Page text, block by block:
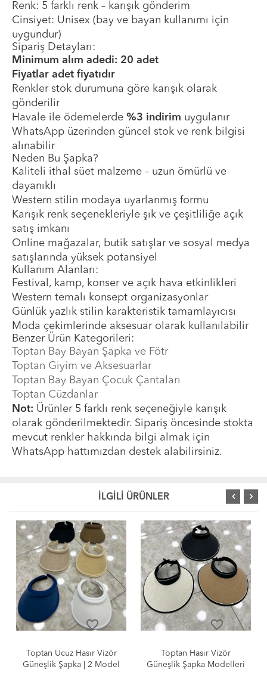
Renk: 5 farklı renk – karışık gönderim
Cinsiyet: Unisex (bay ve bayan kullanımı için
uygundur)
Sipariş Detayları:
Minimum alım adedi: 20 adet
Fiyatlar adet fiyatıdır
Renkler stok durumuna göre karışık olarak
gönderilir
Havale ile ödemelerde %3 indirim uygulanır
WhatsApp üzerinden güncel stok ve renk bilgisi
alınabilir
Neden Bu Şapka?
Kaliteli ithal süet malzeme – uzun ömürlü ve
dayanıklı
Western stilin modaya uyarlanmış formu
Karışık renk seçenekleriyle şık ve çeşitliliğe açık
satış imkanı
Online mağazalar, butik satışlar ve sosyal medya
satışlarında yüksek potansiyel
Kullanım Alanları:
Festival, kamp, konser ve açık hava etkinlikleri
Western temalı konsept organizasyonlar
Günlük yazlık stilin karakteristik tamamlayıcısı
Moda çekimlerinde aksesuar olarak kullanılabilir
Benzer Ürün Kategorileri:
Toptan Bay Bayan Şapka ve Fötr
Toptan Giyim ve Aksesuarlar
Toptan Bay Bayan Çocuk Çantaları
Toptan Cüzdanlar
Not: Ürünler 5 farklı renk seçeneğiyle karışık
olarak gönderilmektedir. Sipariş öncesinde stokta
mevcut renkler hakkında bilgi almak için
WhatsApp hattımızdan destek alabilirsiniz.
İLGİLİ ÜRÜNLER
favorite_border
Toptan Hasır Vizör
Güneşlik Şapka Modelleri
favorite_border
Toptan Bayan Yazlık Hasır
Şapkalar | Renkli Fiyonklu